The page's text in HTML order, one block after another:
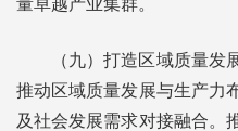
量卓越产业集群。
（九）打造区域质量发
推动区域质量发展与生产力
及社会发展需求对接融合。